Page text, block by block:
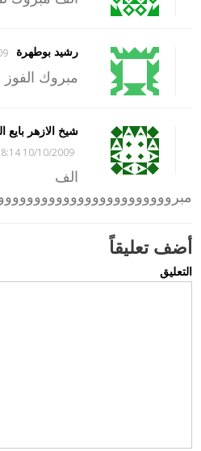
رشيد بوطهرة
مبروك الفوز
شيخ الازهر بايع
10/10/2009 18:14
الف
أضف تعليقاً
التعليق